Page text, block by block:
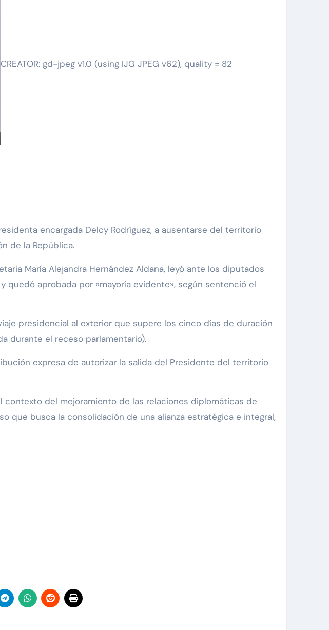
CREATOR: gd-jpeg v1.0 (using IJG JPEG v62), quality = 82
de la República.
María Alejandra Hernández Aldana, leyó ante los diputados
quedó aprobada por «mayoría evidente», según sentenció el
presidencial al exterior que supere los cinco días de duración
durante el receso parlamentario).
expresa de autorizar la salida del Presidente del territorio
contexto del mejoramiento de las relaciones diplomáticas de
que busca la consolidación de una alianza estratégica e integral,